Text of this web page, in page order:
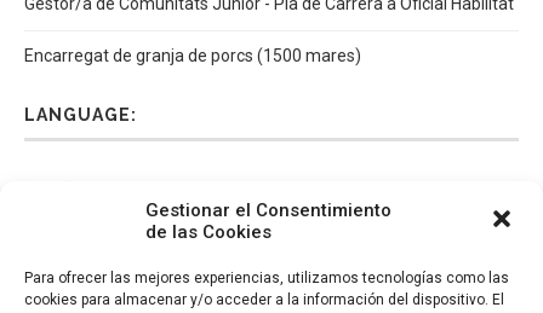
Gestionar el Consentimiento
de las Cookies
Para ofrecer las mejores experiencias, utilizamos tecnologías como las
cookies para almacenar y/o acceder a la información del dispositivo. El
Encarregat de granja de porcs (1500 mares)
LANGUAGE: